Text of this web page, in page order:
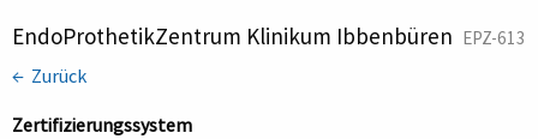
EndoProthetikZentrum Klinikum Ibbenbüren EPZ-613
← Zurück
Zertifizierungssystem